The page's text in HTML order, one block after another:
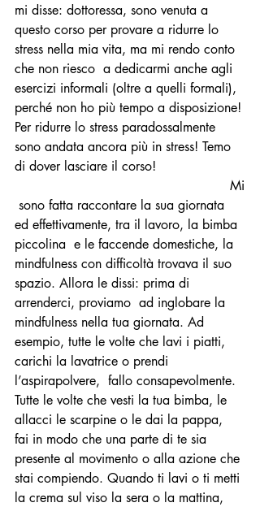
mi disse: dottoressa, sono venuta a
questo corso per provare a ridurre lo
stress nella mia vita, ma mi rendo conto
che non riesco  a dedicarmi anche agli
esercizi informali (oltre a quelli formali),
perché non ho più tempo a disposizione!
Per ridurre lo stress paradossalmente
sono andata ancora più in stress! Temo
di dover lasciare il corso!
Mi
sono fatta raccontare la sua giornata
ed effettivamente, tra il lavoro, la bimba
piccolina  e le faccende domestiche, la
mindfulness con difficoltà trovava il suo
spazio. Allora le dissi: prima di
arrenderci, proviamo  ad inglobare la
mindfulness nella tua giornata. Ad
esempio, tutte le volte che lavi i piatti,
carichi la lavatrice o prendi
l’aspirapolvere,  fallo consapevolmente.
Tutte le volte che vesti la tua bimba, le
allacci le scarpine o le dai la pappa,
fai in modo che una parte di te sia
presente al movimento o alla azione che
stai compiendo. Quando ti lavi o ti metti
la crema sul viso la sera o la mattina,